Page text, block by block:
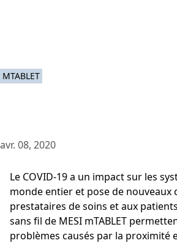
MTABLET
avr. 08, 2020
Le COVID-19 a un impact sur les
monde entier et pose de nouveaux
prestataires de soins et aux
sans fil de MESI mTABLET
problèmes causés par la proximité